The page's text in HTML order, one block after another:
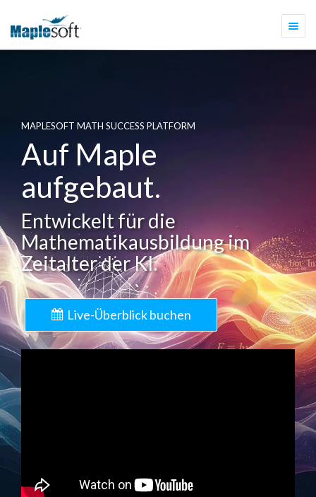
MAPLESOFT MATH SUCCESS PLATFORM
Auf Maple
aufgebaut.
Entwickelt für die
Mathematikausbildung im
Zeitalter der KI.
Live-Überblick buchen